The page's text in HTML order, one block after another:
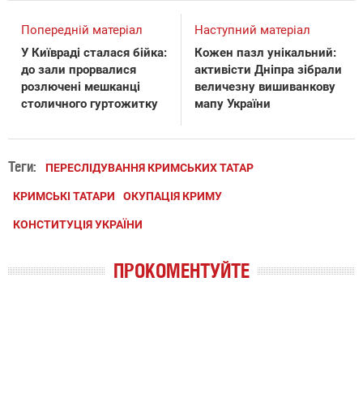
Попередній матеріал
У Київраді сталася бійка:
до зали прорвалися
розлючені мешканці
столичного гуртожитку
Наступний матеріал
Кожен пазл унікальний:
активісти Дніпра зібрали
величезну вишиванкову
мапу України
Теги: ПЕРЕСЛІДУВАННЯ КРИМСЬКИХ ТАТАР
КРИМСЬКІ ТАТАРИ ОКУПАЦІЯ КРИМУ
КОНСТИТУЦІЯ УКРАЇНИ
ПРОКОМЕНТУЙТЕ